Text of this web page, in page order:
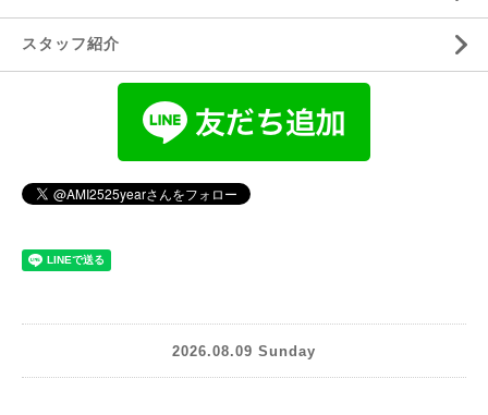
スタッフ紹介
2026.08.09 Sunday